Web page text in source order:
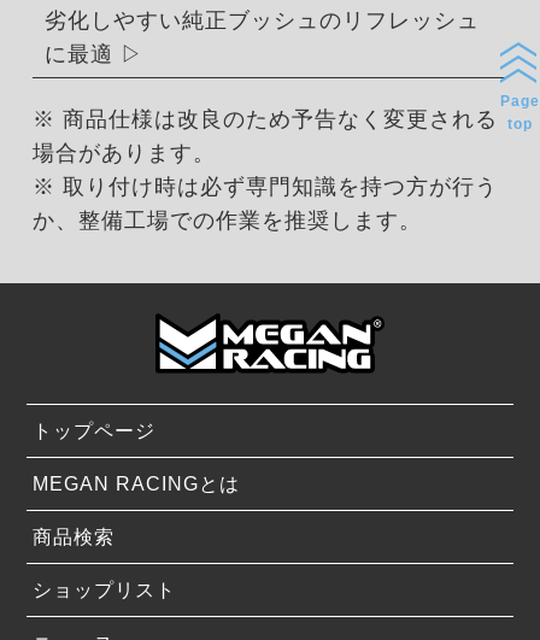
劣化しやすい純正ブッシュのリフレッシュ
に最適
※ 商品仕様は改良のため予告なく変更される
場合があります。
※ 取り付け時は必ず専門知識を持つ方が行う
か、整備工場での作業を推奨します。
トップページ
MEGAN RACINGとは
商品検索
ショップリスト
Page
top